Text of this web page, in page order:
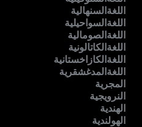
اللغةالسنهالية
اللغةالسواحيلية
اللغةالصومالية
اللغةالكاتالونية
اللغةالكازاخستانية
اللغةالمدغشقرية
المجرية
النرويجية
الهندية
الهولندية